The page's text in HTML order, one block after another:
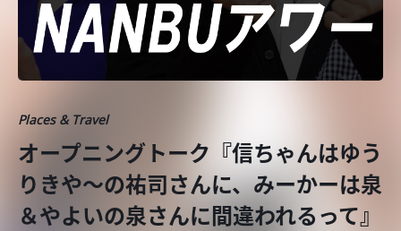
Places & Travel
オープニングトーク『信ちゃんはゆう
りきや～の祐司さんに、みーかーは泉
＆やよいの泉さんに間違われるって』